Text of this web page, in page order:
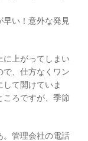
い！意外な発見
に上がってしまい
で、仕方なくワン
て開けていま
ころですが、季節
。管理会社の電話